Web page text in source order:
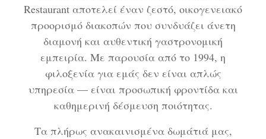
Restaurant αποτελεί έναν ζεστό, οικογενειακό
προορισμό διακοπών που συνδυάζει άνετη
διαμονή και αυθεντική γαστρονομική
εμπειρία. Με παρουσία από το 1994, η
φιλοξενία για εμάς δεν είναι απλώς
υπηρεσία — είναι προσωπική φροντίδα και
καθημερινή δέσμευση ποιότητας.
Τα πλήρως ανακαινισμένα δωμάτιά μας,